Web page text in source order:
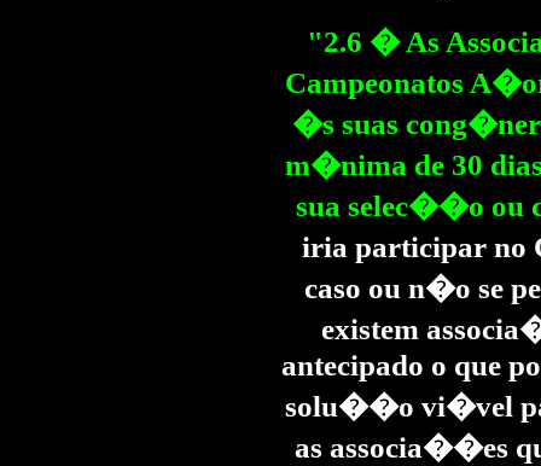
"2.6 � As
Campeonatos
�s suas
m�nima de 30
sua selec��o ou
iria participar no
caso ou n�o se
existem
antecipado o que
solu��o vi�vel
as associa��es